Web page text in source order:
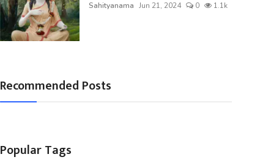
Sahityanama Jun 21, 2024 0 1.1k
Recommended Posts
Popular Tags